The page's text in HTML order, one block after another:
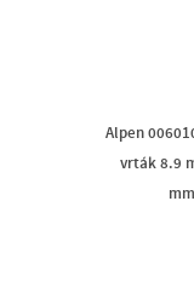
Alpen
vrták 8.9